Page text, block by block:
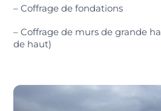
– Coffrage de fondations
– Coffrage de murs de grande
de haut)